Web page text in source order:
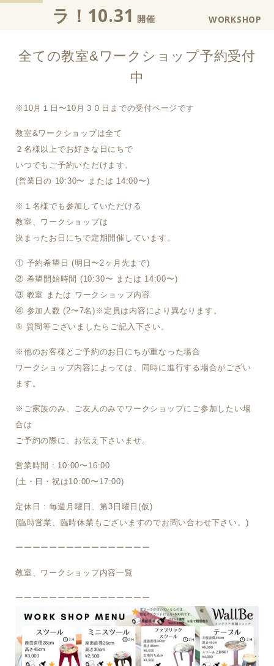
ラ！10.31 開催 WORKSHOP
全ての教室&ワークショップ予約受付
中
※10月１日〜10月３０日までの受付ページです
教室&ワークショップは全て
２名様以上でお好きな日にちで
いつでもご予約いただけます。
(営業日の 10:30〜 または 14:00〜)
※１名様でも参加していただける
教室、ワークショップは
決まったお日にちで定期開催しています。
① 予約希望日 (明日〜2ヶ月先まで)
② 希望開始時間 (10:30〜 または 14:00〜)
③ 教室 または ワークショップ内容
④ 参加人数 (2〜7名)※定員は内容により異なります。
⑤ 質問等ございましたらご記入下さい。
※他のお客様とご予約のお日にちが重なった場合
ワークショップ内容によっては、同時に進行する場合がござい
ます。
※ご家族のみ、ご友人のみでワークショップにご参加したい場
合は
ご予約の際に、お伝え下さいませ。
営業時間 : 10:00〜16:00
(土・日・祝は10:00〜17:00)
定休日 : 毎週月曜日、第3日曜日(仮)
(臨時営業、臨時休業もございますのでお問い合わせ下さい。)
ーーーーーーーーーーーーーーーー
教室、ワークショップ内容一覧
ーーーーーーーーーーーーーーーー